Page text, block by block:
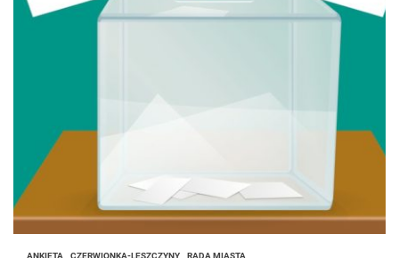
ANKIETA CZERWIONKA-LESZCZYNY RADA MIASTA